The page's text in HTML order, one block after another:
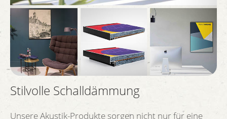
Stilvolle Schalldämmung
Unsere Akustik-Produkte sorgen nicht nur für eine